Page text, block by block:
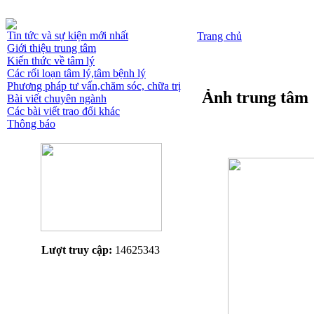
Tin tức và sự kiện mới nhất
Giới thiệu trung tâm
Kiến thức về tâm lý
Các rối loạn tâm lý,tâm bệnh lý
Phương pháp tư vấn,chăm sóc, chữa trị
Bài viết chuyên ngành
Các bài viết trao đổi khác
Thông báo
Lượt truy cập: 14625343
Trang chủ
Ảnh trung tâm